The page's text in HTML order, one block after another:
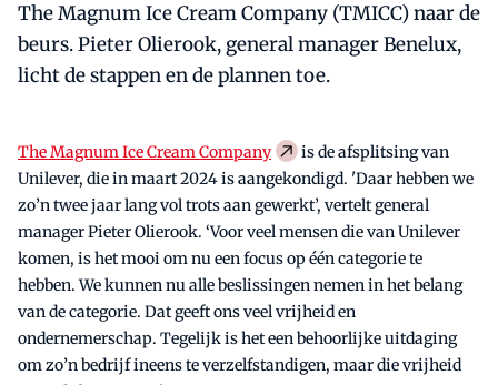
The Magnum Ice Cream Company (TMICC) naar de
beurs. Pieter Olierook, general manager Benelux,
licht de stappen en de plannen toe.
The Magnum Ice Cream Company
is de afsplitsing van
Unilever, die in maart 2024 is aangekondigd. 'Daar hebben we
zo’n twee jaar lang vol trots aan gewerkt’, vertelt general
manager Pieter Olierook. ‘Voor veel mensen die van Unilever
komen, is het mooi om nu een focus op één categorie te
hebben. We kunnen nu alle beslissingen nemen in het belang
van de categorie. Dat geeft ons veel vrijheid en
ondernemerschap. Tegelijk is het een behoorlijke uitdaging
om zo’n bedrijf ineens te verzelfstandigen, maar die vrijheid